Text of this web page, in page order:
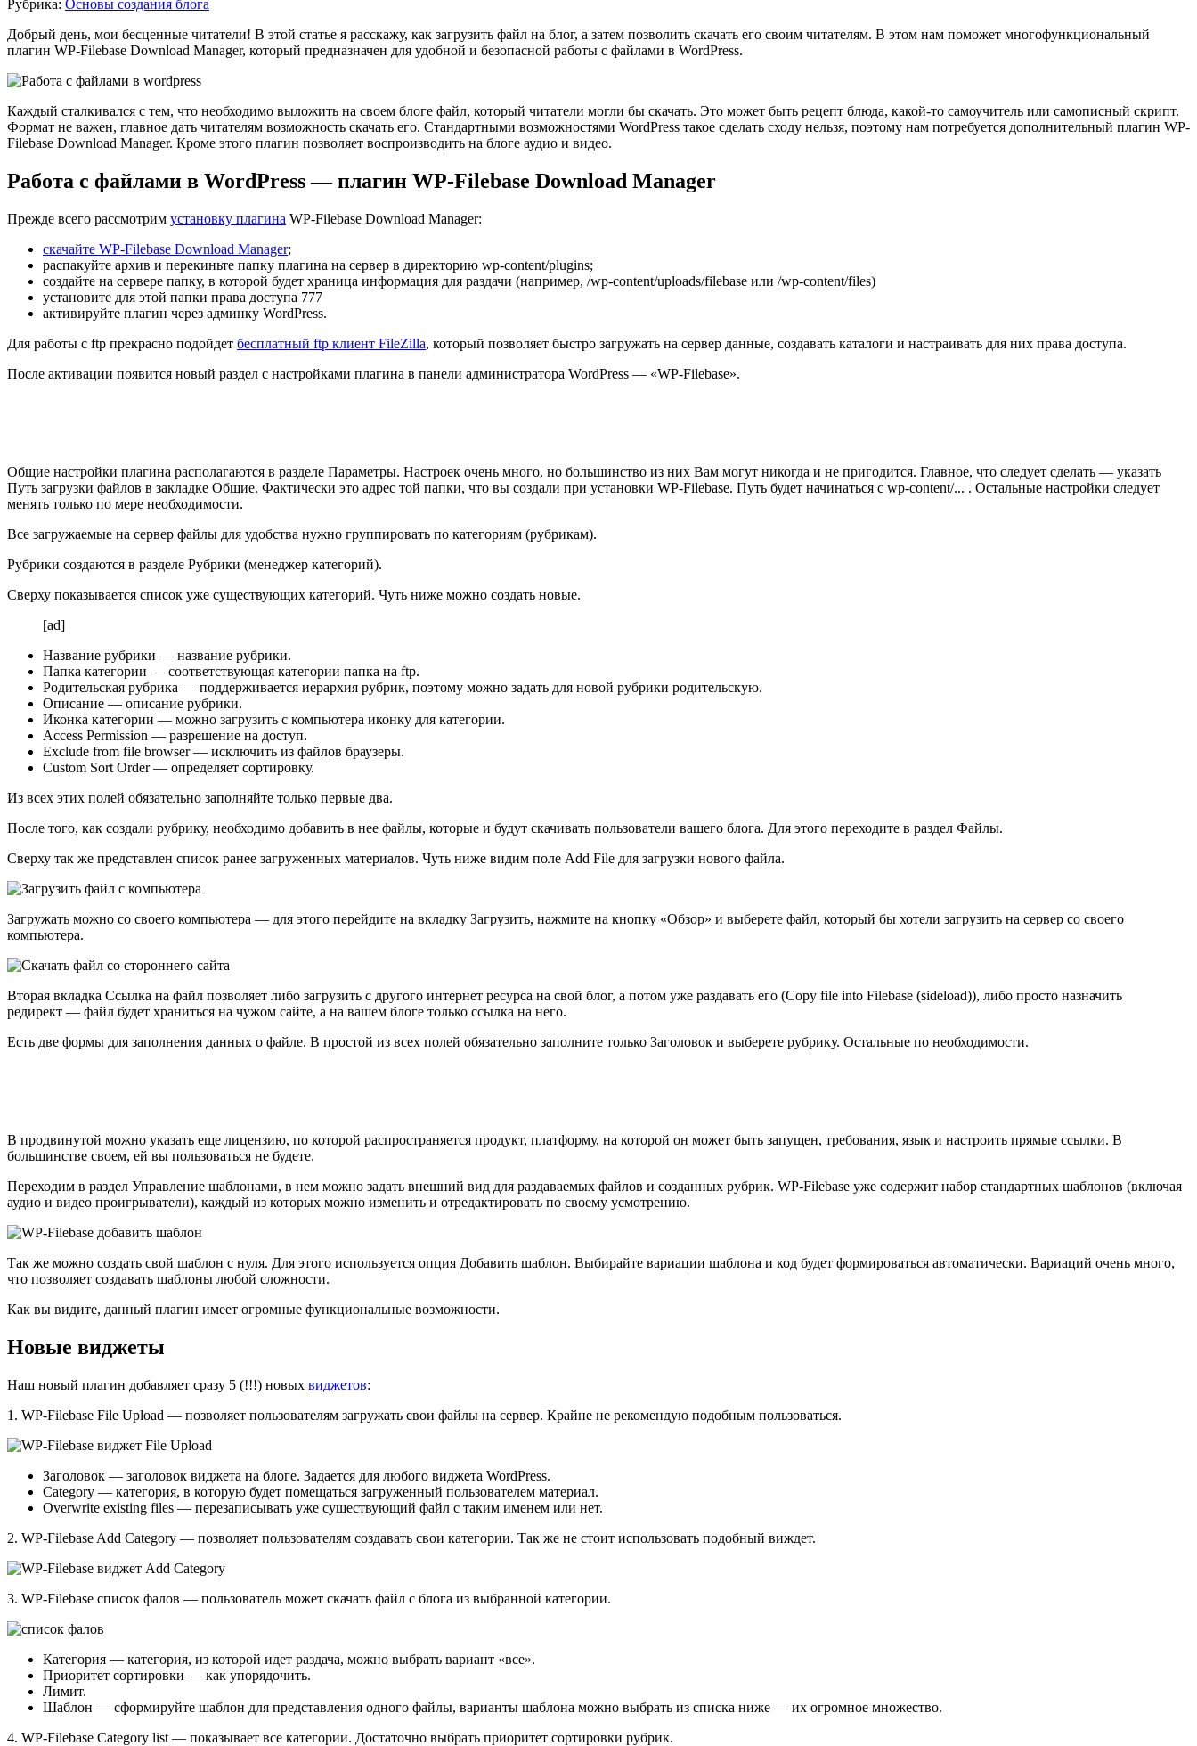
Рубрика: Основы создания блога
Добрый день, мои бесценные читатели! В этой статье я расскажу, как загрузить файл на блог, а затем позволить скачать его своим читателям. В этом нам поможет многофункциональный
плагин WP-Filebase Download Manager, который предназначен для удобной и безопасной работы с файлами в WordPress.
Каждый сталкивался с тем, что необходимо выложить на своем блоге файл, который читатели могли бы скачать. Это может быть рецепт блюда, какой-то самоучитель или самописный скрипт.
Формат не важен, главное дать читателям возможность скачать его. Стандартными возможностями WordPress такое сделать сходу нельзя, поэтому нам потребуется дополнительный плагин WP-
Filebase Download Manager. Кроме этого плагин позволяет воспроизводить на блоге аудио и видео.
Работа с файлами в WordPress — плагин WP-Filebase Download Manager
Прежде всего рассмотрим установку плагина WP-Filebase Download Manager:
скачайте WP-Filebase Download Manager;
распакуйте архив и перекиньте папку плагина на сервер в директорию wp-content/plugins;
создайте на сервере папку, в которой будет храница информация для раздачи (например, /wp-content/uploads/filebase или /wp-content/files)
установите для этой папки права доступа 777
активируйте плагин через админку WordPress.
Для работы с ftp прекрасно подойдет бесплатный ftp клиент FileZilla, который позволяет быстро загружать на сервер данные, создавать каталоги и настраивать для них права доступа.
После активации появится новый раздел с настройками плагина в панели администратора WordPress — «WP-Filebase».
Общие настройки плагина располагаются в разделе Параметры. Настроек очень много, но большинство из них Вам могут никогда и не пригодится. Главное, что следует сделать — указать
Путь загрузки файлов в закладке Общие. Фактически это адрес той папки, что вы создали при установки WP-Filebase. Путь будет начинаться с wp-content/... . Остальные настройки следует
менять только по мере необходимости.
Все загружаемые на сервер файлы для удобства нужно группировать по категориям (рубрикам).
Рубрики создаются в разделе Рубрики (менеджер категорий).
Сверху показывается список уже существующих категорий. Чуть ниже можно создать новые.
[ad]
Название рубрики — название рубрики.
Папка категории — соответствующая категории папка на ftp.
Родительская рубрика — поддерживается иерархия рубрик, поэтому можно задать для новой рубрики родительскую.
Описание — описание рубрики.
Иконка категории — можно загрузить с компьютера иконку для категории.
Access Permission — разрешение на доступ.
Exclude from file browser— исключить из файлов браузеры.
Custom Sort Order— определяет сортировку.
Из всех этих полей обязательно заполняйте только первые два.
После того, как создали рубрику, необходимо добавить в нее файлы, которые и будут скачивать пользователи вашего блога. Для этого переходите в раздел Файлы.
Сверху так же представлен список ранее загруженных материалов. Чуть ниже видим поле Add File для загрузки нового файла.
Загружать можно со своего компьютера — для этого перейдите на вкладку Загрузить, нажмите на кнопку «Обзор» и выберете файл, который бы хотели загрузить на сервер со своего
компьютера.
Вторая вкладка Ссылка на файл позволяет либо загрузить с другого интернет ресурса на свой блог, а потом уже раздавать его (Copy file into Filebase (sideload)), либо просто назначить
редирект — файл будет храниться на чужом сайте, а на вашем блоге только ссылка на него.
Есть две формы для заполнения данных о файле. В простой из всех полей обязательно заполните только Заголовок и выберете рубрику. Остальные по необходимости.
В продвинутой можно указать еще лицензию, по которой распространяется продукт, платформу, на которой он может быть запущен, требования, язык и настроить прямые ссылки. В
большинстве своем, ей вы пользоваться не будете.
Переходим в раздел Управление шаблонами, в нем можно задать внешний вид для раздаваемых файлов и созданных рубрик. WP-Filebase уже содержит набор стандартных шаблонов (включая
аудио и видео проигрыватели), каждый из которых можно изменить и отредактировать по своему усмотрению.
Так же можно создать свой шаблон с нуля. Для этого используется опция Добавить шаблон. Выбирайте вариации шаблона и код будет формироваться автоматически. Вариаций очень много,
что позволяет создавать шаблоны любой сложности.
Как вы видите, данный плагин имеет огромные функциональные возможности.
Новые виджеты
Наш новый плагин добавляет сразу 5 (!!!) новых виджетов:
1. WP-Filebase File Upload — позволяет пользователям загружать свои файлы на сервер. Крайне не рекомендую подобным пользоваться.
Заголовок — заголовок виджета на блоге. Задается для любого виджета WordPress.
Category — категория, в которую будет помещаться загруженный пользователем материал.
Overwrite existing files — перезаписывать уже существующий файл с таким именем или нет.
2. WP-Filebase Add Category — позволяет пользователям создавать свои категории. Так же не стоит использовать подобный виждет.
3. WP-Filebase список фалов — пользователь может скачать файл с блога из выбранной категории.
Категория — категория, из которой идет раздача, можно выбрать вариант «все».
Приоритет сортировки — как упорядочить.
Лимит.
Шаблон — сформируйте шаблон для представления одного файлы, варианты шаблона можно выбрать из списка ниже — их огромное множество.
4. WP-Filebase Category list — показывает все категории. Достаточно выбрать приоритет сортировки рубрик.